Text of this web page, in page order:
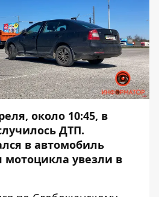
около 10:45, в
ДТП.
в автомобиль
мотоцикла увезли в